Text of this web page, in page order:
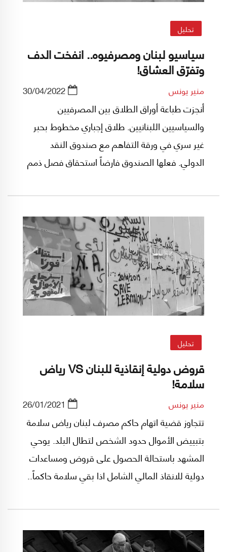
تحليل
سياسيو لبنان ومصرفيوه.. انفخت الدف
وتفرّق العشاق!
منير يونس 30/04/2022
أنجزت طباعة أوراق الطلاق بين المصرفيين
والسياسيين اللبنانيين. طلاق إجباري مخطوط بحبر
غير سري في ورقة التفاهم مع صندوق النقد
الدولي. فعلها الصندوق فارضاً استحقاق فصل ذمم
الاجراءات بسلاسة ويُسر أم تنفجر وتفضي الى
فضائح بجلاجل؟
تحليل
قروض دولية إنقاذية للبنان VS رياض
سلامة!
منير يونس 26/01/2021
تتجاوز قضية اتهام حاكم مصرف لبنان رياض سلامة
بتبييض الأموال حدود الشخص لتطال البلد. يوحي
المشهد باستحالة الحصول على قروض ومساعدات
دولية للانقاذ المالي الشامل اذا بقي سلامة حاكماً..